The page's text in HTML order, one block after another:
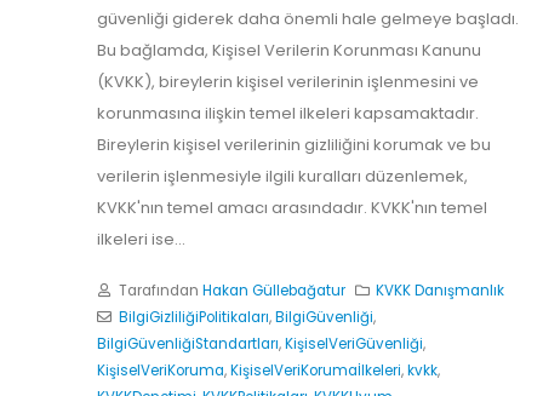
güvenliği giderek daha önemli hale gelmeye başladı.
Bu bağlamda, Kişisel Verilerin Korunması Kanunu
(KVKK), bireylerin kişisel verilerinin işlenmesini ve
korunmasına ilişkin temel ilkeleri kapsamaktadır.
Bireylerin kişisel verilerinin gizliliğini korumak ve bu
verilerin işlenmesiyle ilgili kuralları düzenlemek,
KVKK'nın temel amacı arasındadır. KVKK'nın temel
ilkeleri ise...
Tarafından Hakan Güllebağatur
KVKK Danışmanlık
BilgiGizliliğiPolitikaları,BilgiGüvenliği,
BilgiGüvenliğiStandartları,KişiselVeriGüvenliği,
KişiselVeriKoruma,KişiselVeriKorumaİlkeleri,kvkk,